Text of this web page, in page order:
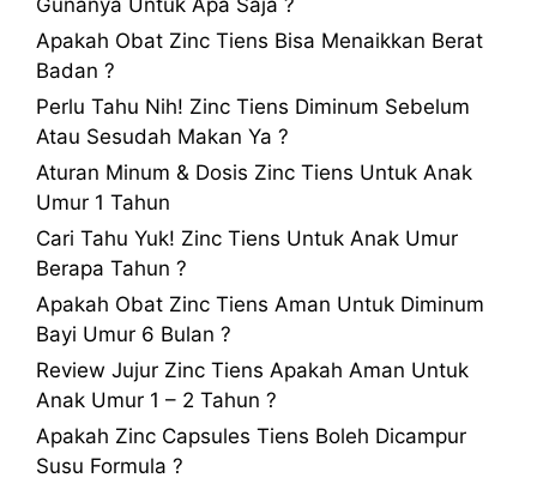
Apakah Obat Zinc Tiens Bisa Menaikkan Berat
Badan ?
Perlu Tahu Nih! Zinc Tiens Diminum Sebelum
Atau Sesudah Makan Ya ?
Aturan Minum & Dosis Zinc Tiens Untuk Anak
Umur 1 Tahun
Cari Tahu Yuk! Zinc Tiens Untuk Anak Umur
Berapa Tahun ?
Apakah Obat Zinc Tiens Aman Untuk Diminum
Bayi Umur 6 Bulan ?
Review Jujur Zinc Tiens Apakah Aman Untuk
Anak Umur 1 – 2 Tahun ?
Apakah Zinc Capsules Tiens Boleh Dicampur
Susu Formula ?